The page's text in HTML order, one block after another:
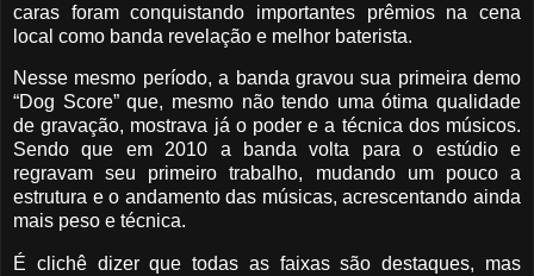
caras foram conquistando importantes prêmios na cena
local como banda revelação e melhor baterista.
Nesse mesmo período, a banda gravou sua primeira demo
“Dog Score” que, mesmo não tendo uma ótima qualidade
de gravação, mostrava já o poder e a técnica dos músicos.
Sendo que em 2010 a banda volta para o estúdio e
regravam seu primeiro trabalho, mudando um pouco a
estrutura e o andamento das músicas, acrescentando ainda
mais peso e técnica.
É clichê dizer que todas as faixas são destaques, mas